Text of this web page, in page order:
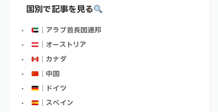
国別で記事を見る
｜アラブ首長国連邦
｜オーストリア
｜カナダ
｜中国
｜ドイツ
｜スペイン